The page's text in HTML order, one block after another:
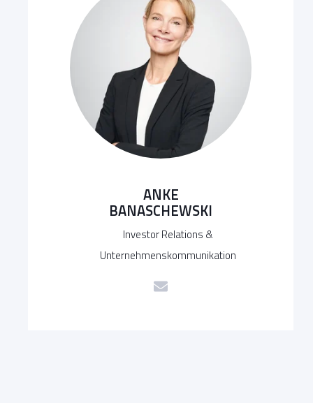
ANKE
BANASCHEWSKI
Investor Relations &
Unternehmenskommunikation